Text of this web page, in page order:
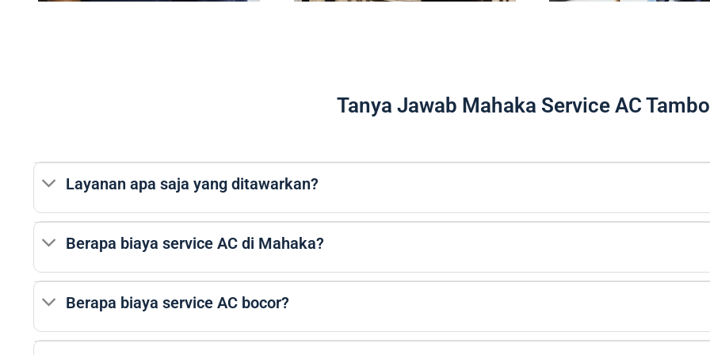
Tanya Jawab Mahaka Service AC
Layanan apa saja yang ditawarkan?
Berapa biaya service AC di Mahaka?
Berapa biaya service AC bocor?